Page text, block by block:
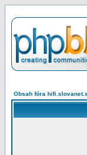
Obsah fóra